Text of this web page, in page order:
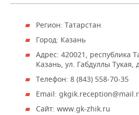
ВОЛЕЙБОЛ
КИБЕРСПОРТ
ВОДНЫЕ ВИДЫ СПОРТА
ИСТОРИЯ
КУЛЬТУРА
ОБРАЗОВАНИЕ
СПИСОК ПЕРСОН
СПИСОК КОМПАНИЙ
ПОЛНАЯ ВЕРСИЯ
Регион: Татарстан
Город: Казань
Адрес: 420021, республика
Казань, ул. Габдуллы Тукая,
Телефон: 8 (843) 558-70-35
Email:
Сайт: www.gk-zhik.ru